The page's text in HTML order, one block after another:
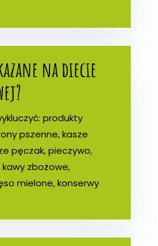
na diecie
produkty
pszenne, kasze
pęczak, pieczywo,
zbożowe,
mielone, konserwy